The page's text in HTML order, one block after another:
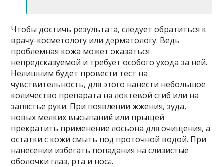
Чтобы достичь результата, следует обратиться к
врачу-косметологу или дерматологу. Ведь
проблемная кожа может оказаться
непредсказуемой и требует особого ухода за ней.
Нелишним будет провести тест на
чувствительность, для этого нанести небольшое
количество препарата на локтевой сгиб или на
запястье руки. При появлении жжения, зуда,
новых мелких высыпаний или прыщей
прекратить применение лосьона для очищения, а
остатки с кожи смыть под проточной водой. При
нанесении избегать попадания на слизистые
оболочки глаз, рта и носа.